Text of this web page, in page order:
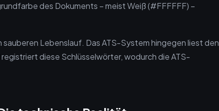
des Dokuments – meist Weiß (#FFFFFF) –
sauberen Lebenslauf. Das ATS-System hingegen liest den
diese Schlüsselwörter, wodurch die ATS-